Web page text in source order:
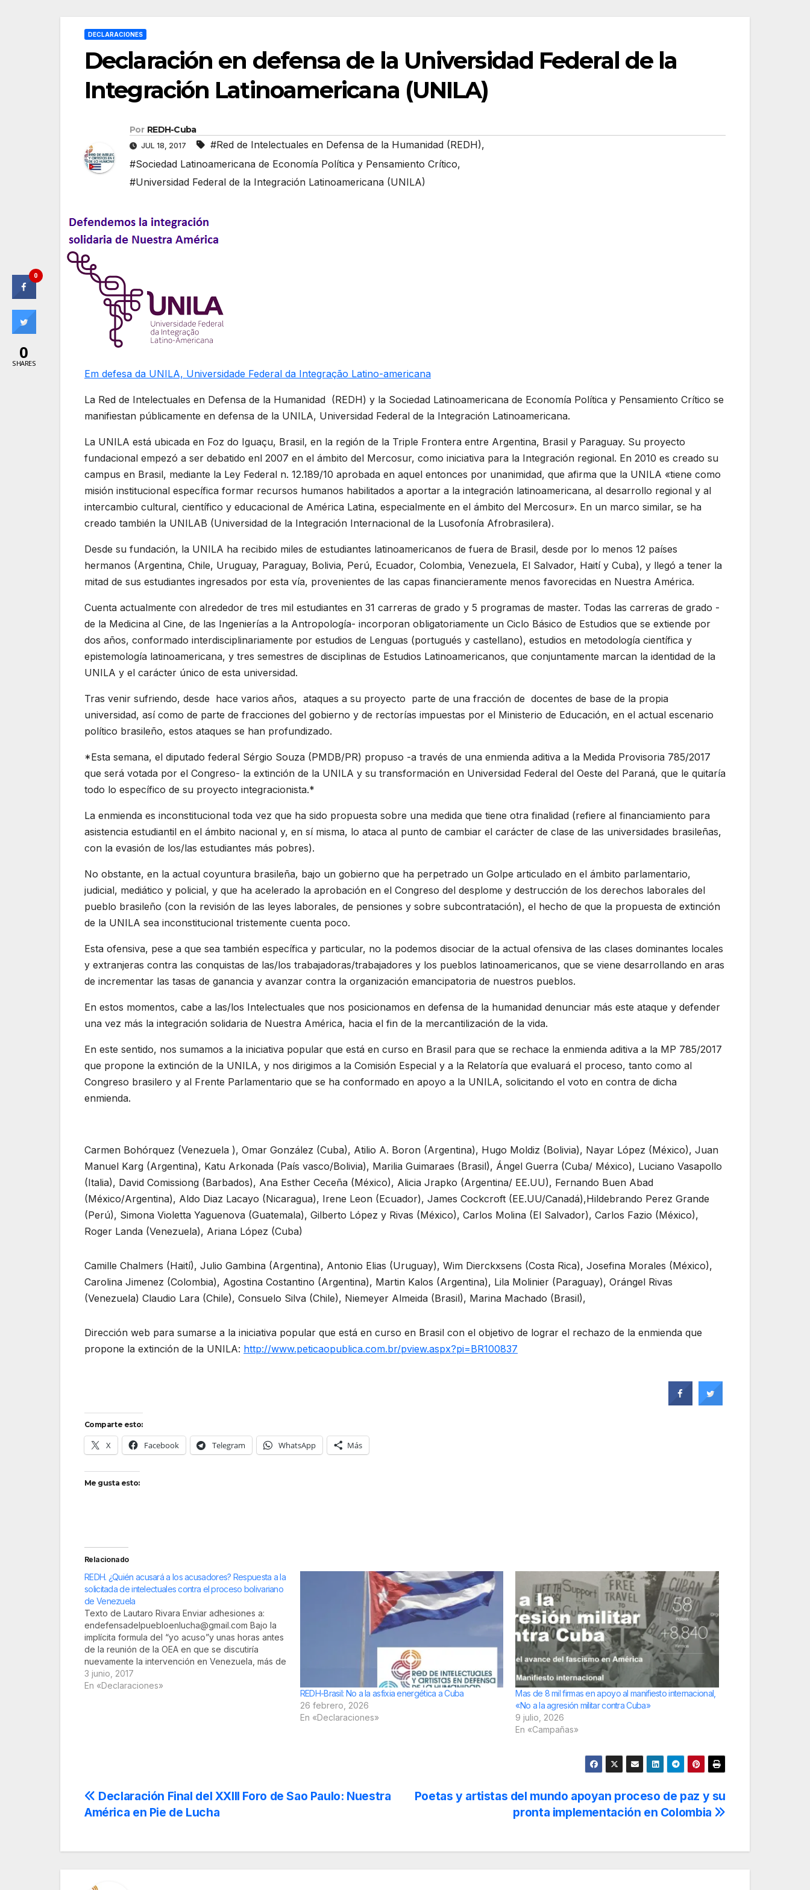
DECLARACIONES
Declaración en defensa de la Universidad Federal de la
Integración Latinoamericana (UNILA)
Por REDH-Cuba
JUL 18, 2017 #Red de Intelectuales en Defensa de la Humanidad (REDH),
#Sociedad Latinoamericana de Economía Política y Pensamiento Crítico,
#Universidad Federal de la Integración Latinoamericana (UNILA)
Em defesa da UNILA, Universidade Federal da Integração Latino-americana
La Red de Intelectuales en Defensa de la Humanidad (REDH) y la Sociedad Latinoamericana de Economía Política y Pensamiento Crítico se
manifiestan públicamente en defensa de la UNILA, Universidad Federal de la Integración Latinoamericana.
La UNILA está ubicada en Foz do Iguaçu, Brasil, en la región de la Triple Frontera entre Argentina, Brasil y Paraguay. Su proyecto
fundacional empezó a ser debatido enl 2007 en el ámbito del Mercosur, como iniciativa para la Integración regional. En 2010 es creado su
campus en Brasil, mediante la Ley Federal n. 12.189/10 aprobada en aquel entonces por unanimidad, que afirma que la UNILA «tiene como
misión institucional específica formar recursos humanos habilitados a aportar a la integración latinoamericana, al desarrollo regional y al
intercambio cultural, científico y educacional de América Latina, especialmente en el ámbito del Mercosur». En un marco similar, se ha
creado también la UNILAB (Universidad de la Integración Internacional de la Lusofonía Afrobrasilera).
Desde su fundación, la UNILA ha recibido miles de estudiantes latinoamericanos de fuera de Brasil, desde por lo menos 12 países
hermanos (Argentina, Chile, Uruguay, Paraguay, Bolivia, Perú, Ecuador, Colombia, Venezuela, El Salvador, Haití y Cuba), y llegó a tener la
mitad de sus estudiantes ingresados por esta vía, provenientes de las capas financieramente menos favorecidas en Nuestra América.
Cuenta actualmente con alrededor de tres mil estudiantes en 31 carreras de grado y 5 programas de master. Todas las carreras de grado -
de la Medicina al Cine, de las Ingenierías a la Antropología- incorporan obligatoriamente un Ciclo Básico de Estudios que se extiende por
dos años, conformado interdisciplinariamente por estudios de Lenguas (portugués y castellano), estudios en metodología científica y
epistemología latinoamericana, y tres semestres de disciplinas de Estudios Latinoamericanos, que conjuntamente marcan la identidad de la
UNILA y el carácter único de esta universidad.
Tras venir sufriendo, desde hace varios años, ataques a su proyecto parte de una fracción de docentes de base de la propia
universidad, así como de parte de fracciones del gobierno y de rectorías impuestas por el Ministerio de Educación, en el actual escenario
político brasileño, estos ataques se han profundizado.
*Esta semana, el diputado federal Sérgio Souza (PMDB/PR) propuso -a través de una enmienda aditiva a la Medida Provisoria 785/2017
que será votada por el Congreso- la extinción de la UNILA y su transformación en Universidad Federal del Oeste del Paraná, que le quitaría
todo lo específico de su proyecto integracionista.*
La enmienda es inconstitucional toda vez que ha sido propuesta sobre una medida que tiene otra finalidad (refiere al financiamiento para
asistencia estudiantil en el ámbito nacional y, en sí misma, lo ataca al punto de cambiar el carácter de clase de las universidades brasileñas,
con la evasión de los/las estudiantes más pobres).
No obstante, en la actual coyuntura brasileña, bajo un gobierno que ha perpetrado un Golpe articulado en el ámbito parlamentario,
judicial, mediático y policial, y que ha acelerado la aprobación en el Congreso del desplome y destrucción de los derechos laborales del
pueblo brasileño (con la revisión de las leyes laborales, de pensiones y sobre subcontratación), el hecho de que la propuesta de extinción
de la UNILA sea inconstitucional tristemente cuenta poco.
Esta ofensiva, pese a que sea también específica y particular, no la podemos disociar de la actual ofensiva de las clases dominantes locales
y extranjeras contra las conquistas de las/los trabajadoras/trabajadores y los pueblos latinoamericanos, que se viene desarrollando en aras
de incrementar las tasas de ganancia y avanzar contra la organización emancipatoria de nuestros pueblos.
En estos momentos, cabe a las/los Intelectuales que nos posicionamos en defensa de la humanidad denunciar más este ataque y defender
una vez más la integración solidaria de Nuestra América, hacia el fin de la mercantilización de la vida.
En este sentido, nos sumamos a la iniciativa popular que está en curso en Brasil para que se rechace la enmienda aditiva a la MP 785/2017
que propone la extinción de la UNILA, y nos dirigimos a la Comisión Especial y a la Relatoría que evaluará el proceso, tanto como al
Congreso brasilero y al Frente Parlamentario que se ha conformado en apoyo a la UNILA, solicitando el voto en contra de dicha
enmienda.
Carmen Bohórquez (Venezuela ), Omar González (Cuba), Atilio A. Boron (Argentina), Hugo Moldiz (Bolivia), Nayar López (México), Juan
Manuel Karg (Argentina), Katu Arkonada (País vasco/Bolivia), Marilia Guimaraes (Brasil), Ángel Guerra (Cuba/ México), Luciano Vasapollo
(Italia), David Comissiong (Barbados), Ana Esther Ceceña (México), Alicia Jrapko (Argentina/ EE.UU), Fernando Buen Abad
(México/Argentina), Aldo Diaz Lacayo (Nicaragua), Irene Leon (Ecuador), James Cockcroft (EE.UU/Canadá),Hildebrando Perez Grande
(Perú), Simona Violetta Yaguenova (Guatemala), Gilberto López y Rivas (México), Carlos Molina (El Salvador), Carlos Fazio (México),
Roger Landa (Venezuela), Ariana López (Cuba)
Camille Chalmers (Haití), Julio Gambina (Argentina), Antonio Elias (Uruguay), Wim Dierckxsens (Costa Rica), Josefina Morales (México),
Carolina Jimenez (Colombia), Agostina Costantino (Argentina), Martin Kalos (Argentina), Lila Molinier (Paraguay), Orángel Rivas
(Venezuela) Claudio Lara (Chile), Consuelo Silva (Chile), Niemeyer Almeida (Brasil), Marina Machado (Brasil),
Dirección web para sumarse a la iniciativa popular que está en curso en Brasil con el objetivo de lograr el rechazo de la enmienda que
propone la extinción de la UNILA: http://www.peticaopublica.com.br/pview.aspx?pi=BR100837
Comparte esto:
X Facebook Telegram WhatsApp Más
Me gusta esto:
Relacionado
REDH. ¿Quién acusará a los acusadores? Respuesta a la
solicitada de intelectuales contra el proceso bolivariano
de Venezuela
Texto de Lautaro Rivara Enviar adhesiones a:
endefensadelpuebloenlucha@gmail.com Bajo la
implícita formula del “yo acuso”y unas horas antes
de la reunión de la OEA en que se discutiría
nuevamente la intervención en Venezuela, más de
una centena de intelectuales y académicos
latinoamericanos, europeos y norteamericanos,
3 junio, 2017
En «Declaraciones»
REDH-Brasil: No a la asfixia energética a Cuba
26 febrero, 2026
En «Declaraciones»
Mas de 8 mil firmas en apoyo al manifiesto internacional,
«No a la agresión militar contra Cuba»
9 julio, 2026
En «Campañas»
Navegación
entradas
Poetas y artistas del mundo apoyan proceso de paz y su
pronta implementación en Colombia
Declaración Final del XXIII Foro de Sao Paulo: Nuestra
América en Pie de Lucha
0
0
SHARES